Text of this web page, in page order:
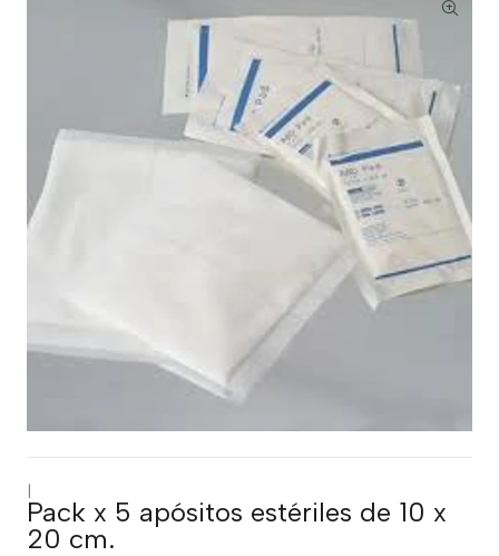
Pack x 5 apósitos estériles de 10 x
20 cm.